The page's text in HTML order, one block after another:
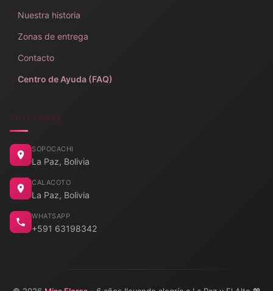
Nuestra historia
Zonas de entrega
Contacto
Centro de Ayuda (FAQ)
Sucursales
SOPOCACHI
La Paz, Bolivia
CALACOTO
La Paz, Bolivia
WHATSAPP
+591 63198342